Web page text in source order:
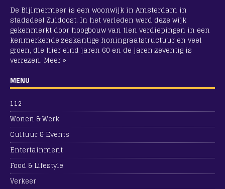
De Bijlmermeer is een woonwijk in Amsterdam in
stadsdeel Zuidoost. In het verleden werd deze wijk
gekenmerkt door hoogbouw van tien verdiepingen in een
kenmerkende zeskantige honingraatstructuur en veel
groen, die hier eind jaren 60 en de jaren zeventig is
verrezen. Meer »
MENU
112
Wonen & Werk
Cultuur & Events
Entertainment
Food & Lifestyle
Verkeer